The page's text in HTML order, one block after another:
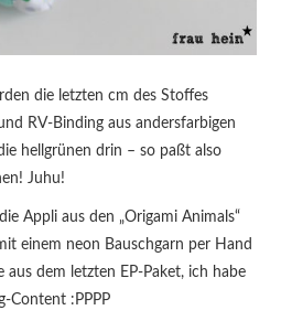
die letzten cm des Stoffes
RV-Binding aus andersfarbigen
hellgrünen drin – so paßt also
Juhu!
Appli aus den „Origami Animals“
einem neon Bauschgarn per Hand
aus dem letzten EP-Paket, ich habe
Content :PPPP